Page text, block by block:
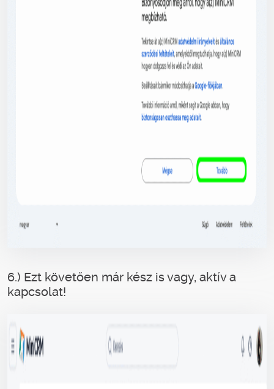
6.) Ezt követően már kész is vagy, aktív a
kapcsolat!